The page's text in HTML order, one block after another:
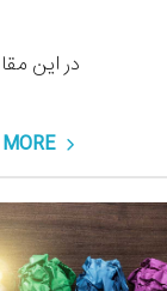
در این